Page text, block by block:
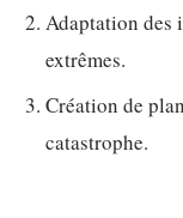
Adaptation des
extrêmes.
Création de
catastrophe.